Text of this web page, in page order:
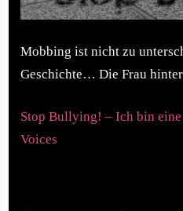
Mobbing ist nicht zu
Geschichte… Die Frau
Stop Bullying! – Ich bin
Voices